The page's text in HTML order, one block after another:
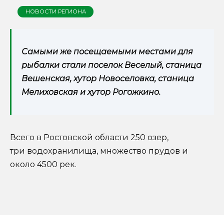
НОВОСТИ РЕГИОНА
Самыми же посещаемыми местами для
рыбалки стали поселок Веселый, станица
Вешенская, хутор Новоселовка, станица
Мелиховская и хутор Рогожкино.
Всего в Ростовской области 250 озер,
три водохранилища, множество прудов и
около 4500 рек.